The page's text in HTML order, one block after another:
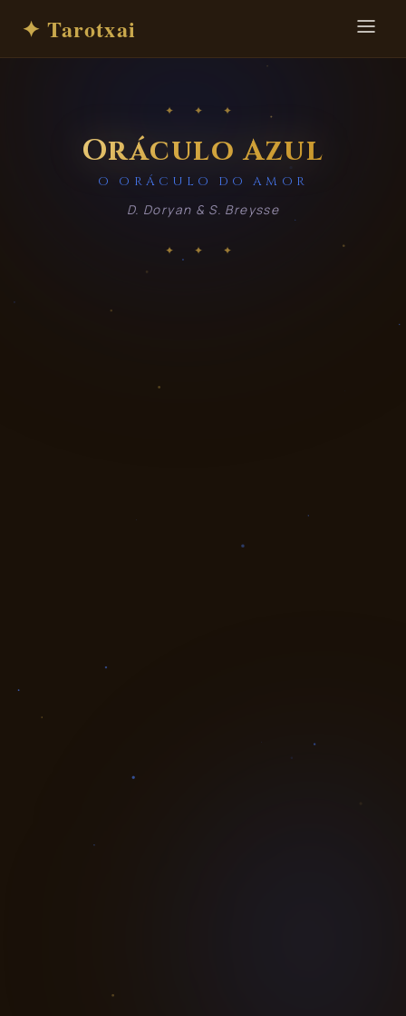
✦ Tarotxai
✦ ✦ ✦
Oráculo Azul
O ORÁCULO DO AMOR
D. Doryan & S. Breysse
✦ ✦ ✦